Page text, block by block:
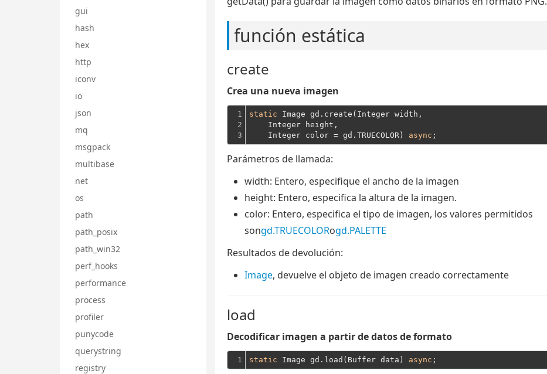
gui
hash
hex
http
iconv
io
json
mq
msgpack
multibase
net
os
path
path_posix
path_win32
perf_hooks
performance
process
profiler
punycode
querystring
registry
función estática
create
Crea una nueva imagen
1
2
3
static Image gd.create(Integer width,
    Integer height,
    Integer color = gd.TRUECOLOR)
async
Parámetros de llamada:
width: Entero, especifique el ancho de la imagen
height: Entero, especifica la altura de la imagen.
color: Entero, especifica el tipo de imagen, los valores permitidos
songd.TRUECOLORogd.PALETTE
Resultados de devolución:
Image, devuelve el objeto de imagen creado correctamente
load
Decodificar imagen a partir de datos de formato
1 static Image gd.load(Buffer data) async